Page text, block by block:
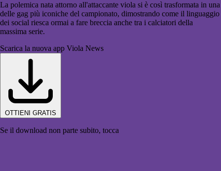
La polemica nata attorno all'attaccante viola si è così trasformata in una
delle gag più iconiche del campionato, dimostrando come il linguaggio
dei social riesca ormai a fare breccia anche tra i calciatori della
massima serie.
Scarica la nuova app Viola News
OTTIENI GRATIS
Se il download non parte subito, tocca